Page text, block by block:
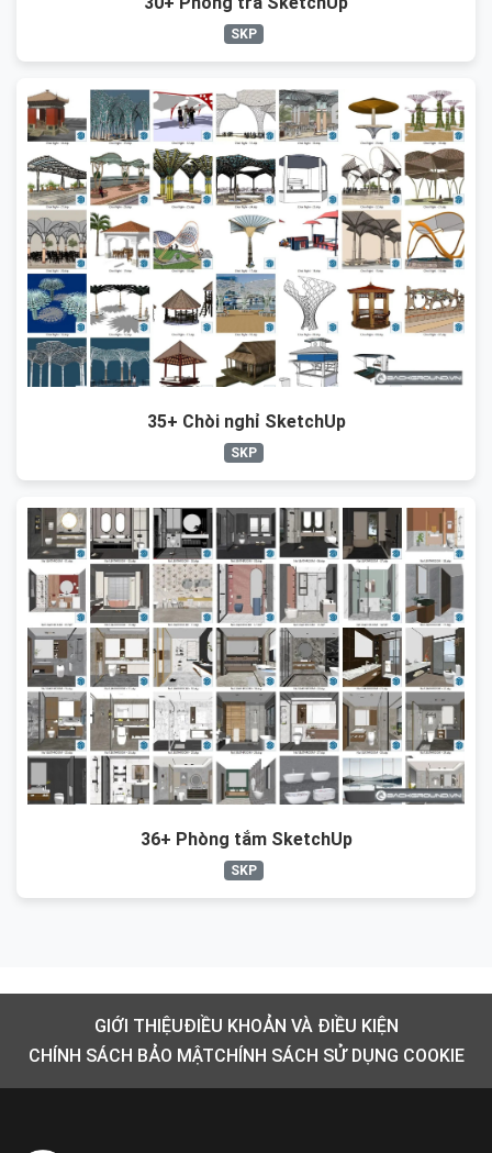
SKP
35+ Chòi nghỉ SketchUp
SKP
36+ Phòng tắm SketchUp
SKP
GIỚI THIỆUĐIỀU KHOẢN VÀ ĐIỀU KIỆN
CHÍNH SÁCH BẢO MẬTCHÍNH SÁCH SỬ DỤNG COOKIE